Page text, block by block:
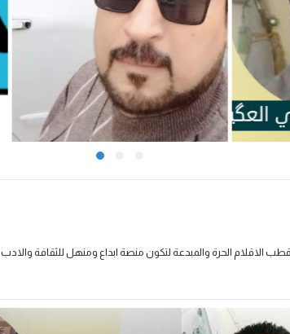
الاقلام الحرة والمبدعة لتكون منصة ابداع ومنهل للثقافة والادب